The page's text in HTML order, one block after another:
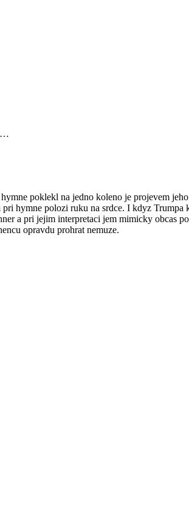
…
poklekl na jedno koleno je projevem
hymne polozi ruku na srdce. I kdyz Trumpa
a pri jejim interpretaci jem mimicky obcas
opravdu prohrat nemuze.